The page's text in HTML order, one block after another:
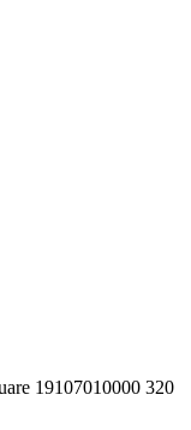
19107010000 320